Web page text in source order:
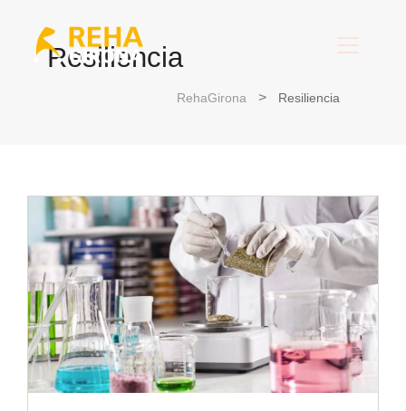
Resiliencia
RehaGirona Resiliencia